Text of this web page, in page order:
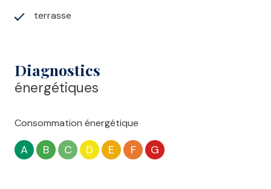
terrasse
Diagnostics
énergétiques
Consommation énergétique
A B C D E F G